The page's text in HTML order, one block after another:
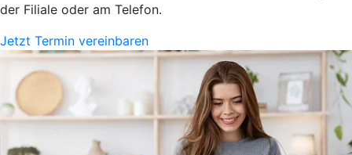
der Filiale oder am Telefon.
Jetzt Termin vereinbaren